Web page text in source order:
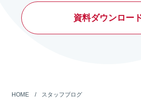
資料ダウンロー
HOME スタッフブログ